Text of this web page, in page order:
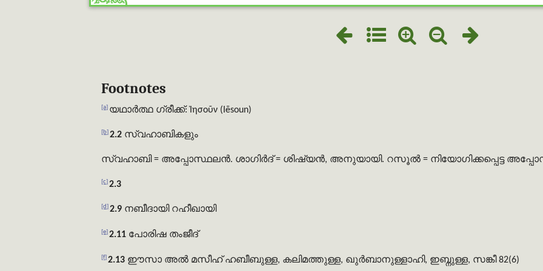
Footnotes
[a] യഥാർത്ഥ ഗ്രീക്ക്: Ἰησοῦν (Iēsoun)
[b]2.2 സ്വഹാബികളും
സ്വഹാബി = അപ്പോസ്ഥലൻ. ശാഗിർദ് = ശിഷ്യൻ, അനുയായി. റസൂൽ = നിയോഗിക്കപ്പെട്ട
[c]2.3
[d] 2.9 നബീദായി റഹീഖായി
[e]2.11 പോരിഷ തംജീദ്
[f]2.13 ഈസാ അൽ മസീഹ്ഹബീബുള്ള, കലിമത്തുള്ള, ഖുർബാനുള്ളാഹി, ഇബ്നുള്ള, സങ്കീ 82(6)